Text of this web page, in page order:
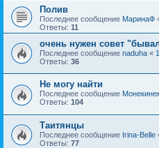
Полив
Последнее сообщение МаринаФ
Ответы: 11
очень нужен совет
Последнее сообщение naduha «
Ответы: 36
Не могу найти
Последнее сообщение
Ответы: 104
Таитянцы
Последнее сообщение Irina-Belle
Ответы: 77